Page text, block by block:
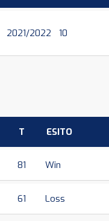
2021/2022 10
T ESITO
81 Win
61 Loss